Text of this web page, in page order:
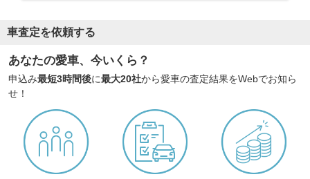
車査定を依頼する
あなたの愛車、今いくら？
申込み最短3時間後に最大20社から愛車の査定結果をWebでお知ら
せ！